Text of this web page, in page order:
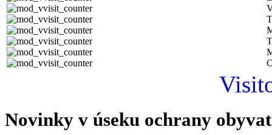
Novinky v úseku ochrany